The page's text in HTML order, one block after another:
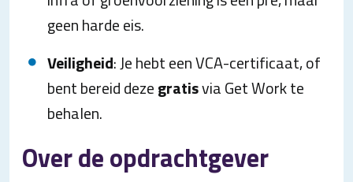
geen harde eis.
Veiligheid: Je hebt een VCA-certificaat, of
bent bereid dezegratisvia Get Work te
behalen.
Over de opdrachtgever